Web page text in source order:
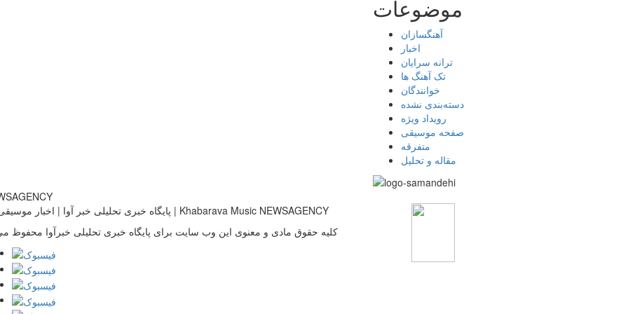
موضوعات
آهنگسازان
اخبار
ترانه سرایان
تک آهنگ ها
خوانندگان
دسته‌بندی نشده
رویداد ویژه
صفحه موسیقی
متفرقه
مقاله و تحلیل
پایگاه خبری تحلیلی خبر آوا | اخبار موسیقی ایران | Khabarava Music NEWSAGENCY
کلیه حقوق مادی و معنوی این وب سایت برای پایگاه خبری تحلیلی خبرآوا محفوظ